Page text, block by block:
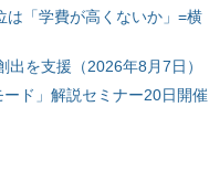
「学費が高くないか」=横
を支援（2026年8月7日）
ド」解説セミナー20日開催